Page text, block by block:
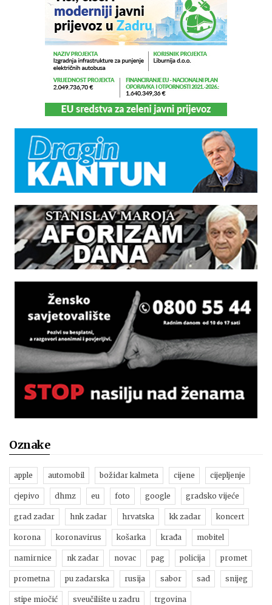
Oznake
apple automobil božidar kalmeta cijene cijepljenje
cjepivo dhmz eu foto google gradsko vijeće
grad zadar hnk zadar hrvatska kk zadar koncert
korona koronavirus košarka krađa mobitel
namirnice nk zadar novac pag policija promet
prometna pu zadarska rusija sabor sad snijeg
stipe miočić sveučilište u zadru trgovina